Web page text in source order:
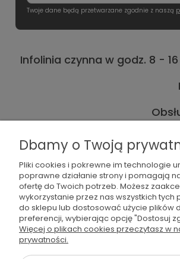
Twoje dane będą przetwarzane zgodnie z naszą
Infolinia czynna w godz. 8 -
536 042 061
Dbamy o Twoją
Pliki cookies i pokrewne im technologie
poprawne działanie strony i pomagają
ofertę do Twoich potrzeb. Możesz
wykorzystanie przez nas wszystkich tych
do sklepu lub dostosować użycie plików
preferencji, wybierając opcję "Dostosuj
Więcej o plikach cookies przeczytasz w
prywatności.